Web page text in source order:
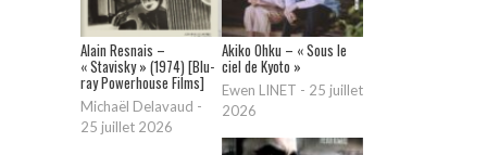
Alain Resnais –
« Stavisky » (1974) [Blu-
ray Powerhouse Films]
Michaël Delavaud -
25 juillet 2026
Akiko Ohku – « Sous le
ciel de Kyoto »
Ewen LINET - 25 juillet
2026